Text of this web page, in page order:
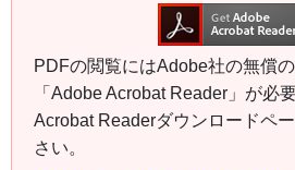
PDFの閲覧にはAdobe社の無償
「Adobe Acrobat Reader」が必
Acrobat Readerダウンロードペ
さい。